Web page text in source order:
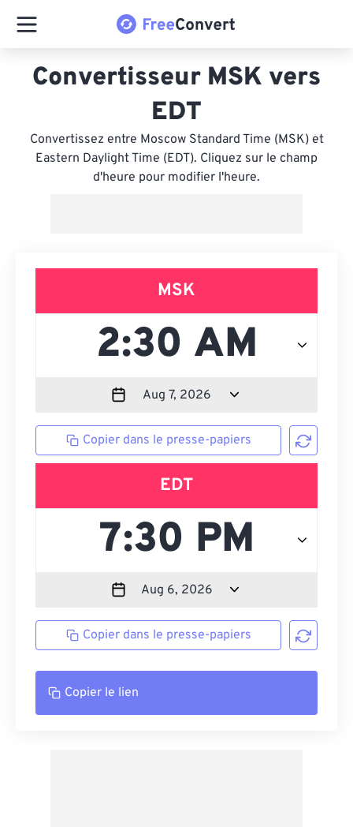
Convertisseur MSK vers
EDT
Convertissez entre Moscow Standard Time (MSK) et
Eastern Daylight Time (EDT). Cliquez sur le champ
d'heure pour modifier l'heure.
MSK
Copier dans le presse-papiers
EDT
Copier dans le presse-papiers
Copier le lien